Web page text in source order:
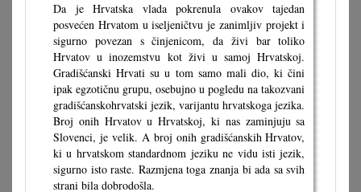
Da je Hrvatska vlada pokrenula ovakov tajedan
posvećen Hrvatom u iseljeničtvu je zanimljiv projekt i
sigurno povezan s činjenicom, da živi bar toliko
Hrvatov u inozemstvu kot živi u samoj Hrvatskoj.
Gradišćanski Hrvati su u tom samo mali dio, ki čini
ipak egzotičnu grupu, osebujno u pogledu na takozvani
gradišćanskohrvatski jezik, varijantu hrvatskoga jezika.
Broj onih Hrvatov u Hrvatskoj, ki nas zaminjuju sa
Slovenci, je velik. A broj onih gradišćanskih Hrvatov,
ki u hrvatskom standardnom jeziku ne vidu isti jezik,
sigurno isto raste. Razmjena toga znanja bi ada sa svih
strani bila dobrodošla.